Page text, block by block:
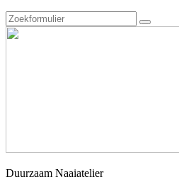
Zoeken
Stixl
Duurzaam Naaiatelier